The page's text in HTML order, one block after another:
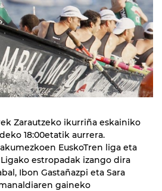
Zarautzeko ikurriña eskainiko
18:00etatik aurrera.
EuskoTren liga eta
estropadak izango dira
Ibon Gastañazpi eta Sara
gaineko